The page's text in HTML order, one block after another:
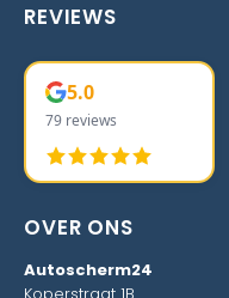
REVIEWS
5.0
79 reviews
OVER ONS
Autoscherm24